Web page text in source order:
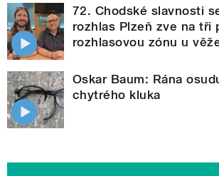
72. Chodské slavnosti
rozhlas Plzeň zve na tři
rozhlasovou zónu u
Oskar Baum: Rána
chytrého kluka